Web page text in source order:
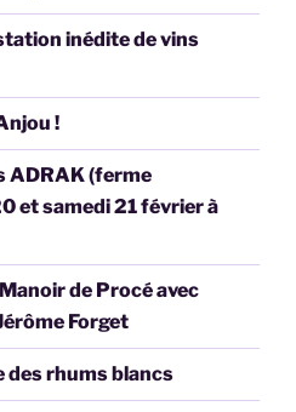
inédite de vins
!
ADRAK (ferme
et samedi 21 février à
de Procé avec
Forget
des rhums blancs